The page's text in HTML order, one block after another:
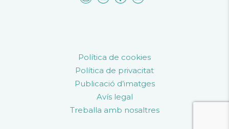
Política de cookies
Política de privacitat
Publicació d’imatges
Avís legal
Treballa amb nosaltres